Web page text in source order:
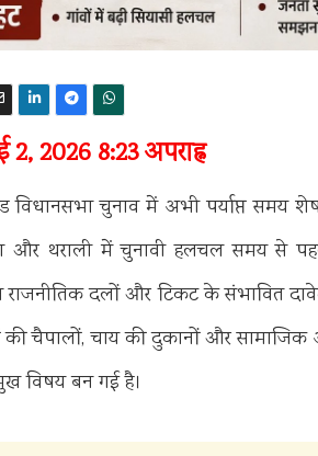
2026 8:23 अपराह्न
विधानसभा चुनाव में अभी पर्याप्त समय
और थराली में चुनावी हलचल समय से
दलों और टिकट के संभावित
की चैपालों, चाय की दुकानों और
विषय बन गई है।